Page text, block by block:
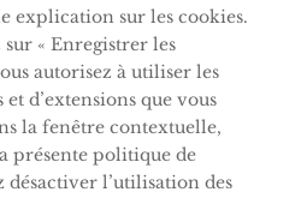
explication sur les cookies.
« Enregistrer les
autorisez à utiliser les
d’extensions que vous
la fenêtre contextuelle,
présente politique de
désactiver l’utilisation des